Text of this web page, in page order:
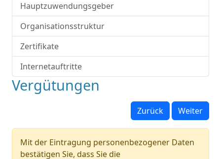
Hauptzuwendungsgeber
Organisationsstruktur
Zertifikate
Internetauftritte
Vergütungen
Zurück Weiter
Mit der Eintragung personenbezogener Daten
bestätigen Sie, dass Sie die